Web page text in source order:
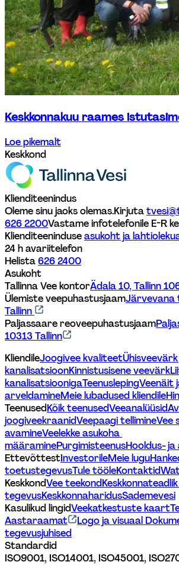
Keskkonnakuu raames
Loe pikemalt
Keskkond
Klienditeenindus
Oleme sinu jaoks olemas.Kirjuta
626 2200Vastame infotelefonile E-R
Klienditeeninduse asukoht ja
24 h avariitelefon
Helista 626 2400
Asukoht
Tallinna Vee kontorÄdala 10, Tallinn
Ülemiste veepuhastusjaamJärvevana
Tallinn
Paljassaare reoveepuhastusjaam
10313 Tallinn
KliendileJoogivee kvaliteet
kanalisatsioonKinnistusisene veevärk
kanalisatsioonigaTeenuslepingVeenäit
arveldamineMeie lubadused kliendile
TeenusedKõik teenusedVeeanalüüsid
joogiveekraanidVeepaagi tellimineVee
avamineVeelekke asukoha
määraminePurgimisteenusHooldus-
EttevõttestInvestorileMeie lugu
toetustegevusTule tööleKontaktid
KeskkondVee teekondKeskkonnateadlik
tegevusKeskkonnaharidusSademevesi
Kasulikud lingidVeekatkestuste kaart
Aastaraamat
Logo ja visuaal
tegevusjuhised
Standardid
ISO9001, ISO14001, ISO45001,